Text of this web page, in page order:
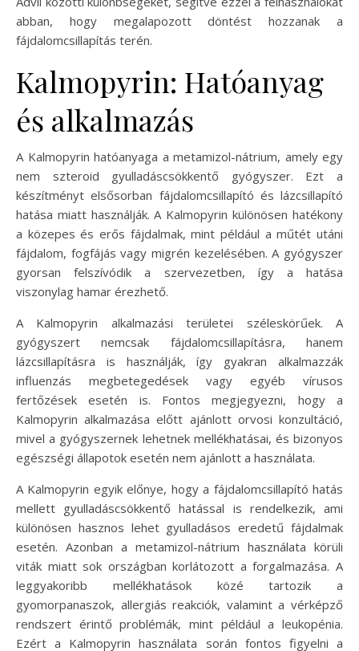
abban, hogy megalapozott döntést hozzanak a
fájdalomcsillapítás terén.
Kalmopyrin: Hatóanyag
és alkalmazás
A Kalmopyrin hatóanyaga a metamizol-nátrium, amely egy
nem szteroid gyulladáscsökkentő gyógyszer. Ezt a
készítményt elsősorban fájdalomcsillapító és lázcsillapító
hatása miatt használják. A Kalmopyrin különösen hatékony
a közepes és erős fájdalmak, mint például a műtét utáni
fájdalom, fogfájás vagy migrén kezelésében. A gyógyszer
gyorsan felszívódik a szervezetben, így a hatása
viszonylag hamar érezhető.
A Kalmopyrin alkalmazási területei széleskörűek. A
gyógyszert nemcsak fájdalomcsillapításra, hanem
lázcsillapításra is használják, így gyakran alkalmazzák
influenzás megbetegedések vagy egyéb vírusos
fertőzések esetén is. Fontos megjegyezni, hogy a
Kalmopyrin alkalmazása előtt ajánlott orvosi konzultáció,
mivel a gyógyszernek lehetnek mellékhatásai, és bizonyos
egészségi állapotok esetén nem ajánlott a használata.
A Kalmopyrin egyik előnye, hogy a fájdalomcsillapító hatás
mellett gyulladáscsökkentő hatással is rendelkezik, ami
különösen hasznos lehet gyulladásos eredetű fájdalmak
esetén. Azonban a metamizol-nátrium használata körüli
viták miatt sok országban korlátozott a forgalmazása. A
leggyakoribb mellékhatások közé tartozik a
gyomorpanaszok, allergiás reakciók, valamint a vérképző
rendszert érintő problémák, mint például a leukopénia.
Ezért a Kalmopyrin használata során fontos figyelni a